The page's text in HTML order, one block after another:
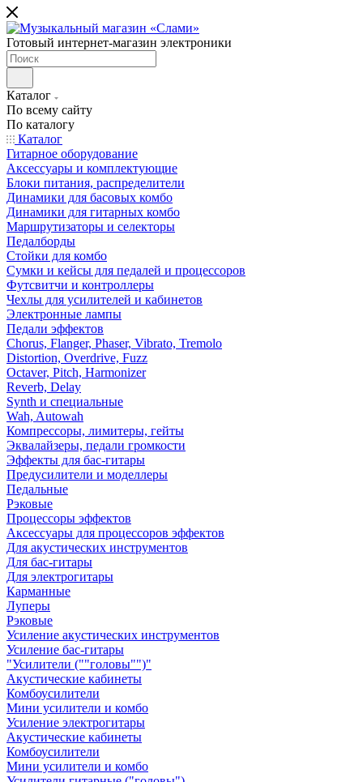
Готовый интернет-магазин электроники
Каталог
По всему сайту
По каталогу
Каталог
Гитарное оборудование
Аксессуары и комплектующие
Блоки питания, распределители
Динамики для басовых комбо
Динамики для гитарных комбо
Маршрутизаторы и селекторы
Педалборды
Стойки для комбо
Сумки и кейсы для педалей и процессоров
Футсвитчи и контроллеры
Чехлы для усилителей и кабинетов
Электронные лампы
Педали эффектов
Chorus, Flanger, Phaser, Vibrato, Tremolo
Distortion, Overdrive, Fuzz
Octaver, Pitch, Harmonizer
Reverb, Delay
Synth и специальные
Wah, Autowah
Компрессоры, лимитеры, гейты
Эквалайзеры, педали громкости
Эффекты для бас-гитары
Предусилители и моделлеры
Педальные
Рэковые
Процессоры эффектов
Аксессуары для процессоров эффектов
Для акустических инструментов
Для бас-гитары
Для электрогитары
Карманные
Луперы
Рэковые
Усиление акустических инструментов
Усиление бас-гитары
"Усилители (""головы"")"
Акустические кабинеты
Комбоусилители
Мини усилители и комбо
Усиление электрогитары
Акустические кабинеты
Комбоусилители
Мини усилители и комбо